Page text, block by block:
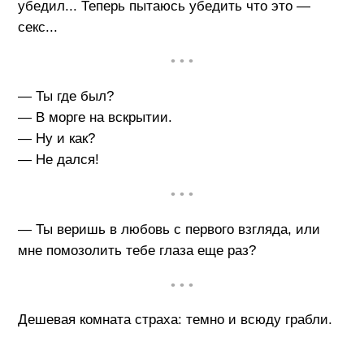
убедил... Теперь пытаюсь убедить что это —
секс...
• • •
— Ты где был?
— В морге на вскрытии.
— Ну и как?
— Не дался!
• • •
— Ты веришь в любовь с первого взгляда, или
мне помозолить тебе глаза еще раз?
• • •
Дешевая комната страха: темно и всюду грабли.